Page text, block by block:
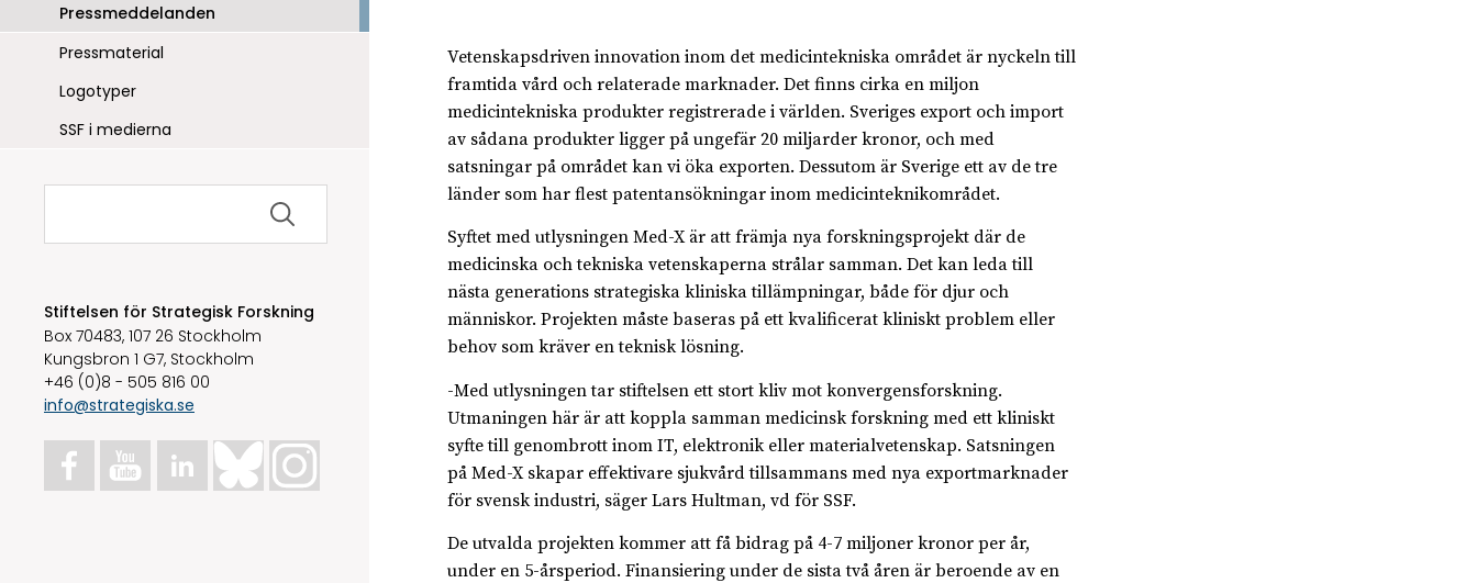
Pressmeddelanden
Pressmaterial
Logotyper
SSF i medierna
Sök
Stiftelsen för Strategisk Forskning
Box 70483, 107 26 Stockholm
Kungsbron 1 G7, Stockholm
+46 (0)8 - 505 816 00
info@strategiska.se
Vetenskapsdriven innovation inom det medicintekniska området är nyckeln till
framtida vård och relaterade marknader. Det finns cirka en miljon
medicintekniska produkter registrerade i världen. Sveriges export och import
av sådana produkter ligger på ungefär 20 miljarder kronor, och med
satsningar på området kan vi öka exporten. Dessutom är Sverige ett av de tre
länder som har flest patentansökningar inom medicinteknikområdet.
Syftet med utlysningen Med-X är att främja nya forskningsprojekt där de
medicinska och tekniska vetenskaperna strålar samman. Det kan leda till
nästa generations strategiska kliniska tillämpningar, både för djur och
människor. Projekten måste baseras på ett kvalificerat kliniskt problem eller
behov som kräver en teknisk lösning.
-Med utlysningen tar stiftelsen ett stort kliv mot konvergensforskning.
Utmaningen här är att koppla samman medicinsk forskning med ett kliniskt
syfte till genombrott inom IT, elektronik eller materialvetenskap. Satsningen
på Med-X skapar effektivare sjukvård tillsammans med nya exportmarknader
för svensk industri, säger Lars Hultman, vd för SSF.
De utvalda projekten kommer att få bidrag på 4-7 miljoner kronor per år,
under en 5-årsperiod. Finansiering under de sista två åren är beroende av en